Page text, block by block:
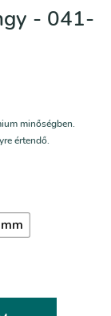
- 041-
minőségben.
értendő.